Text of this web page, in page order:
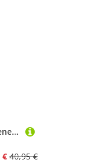
Shimano Unisex – Erwachsene FC-T521 Kettenblatt, Schwarz, 48 zähne
€ 40,95 €